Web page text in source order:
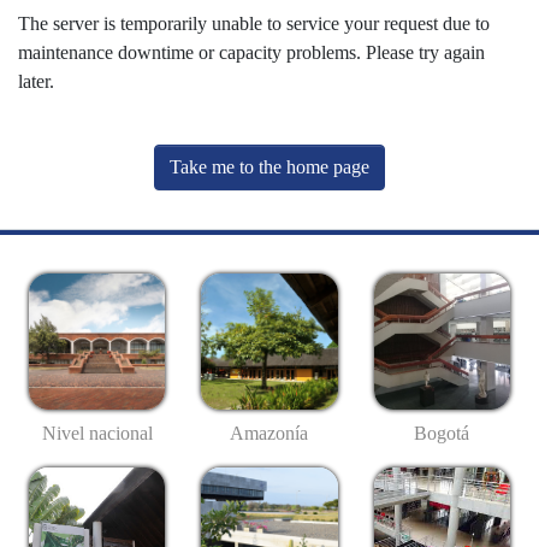
The server is temporarily unable to service your request due to
maintenance downtime or capacity problems. Please try again
later.
Take me to the home page
Nivel nacional Amazonía Bogotá